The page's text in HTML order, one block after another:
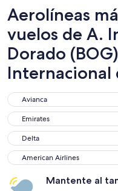
Aerolíneas
vuelos de A.
Dorado
Internacional
Avianca
Avianca
Emirates
Emirates
Delta
Delta
American Airlines
American Airlines
Mantente al